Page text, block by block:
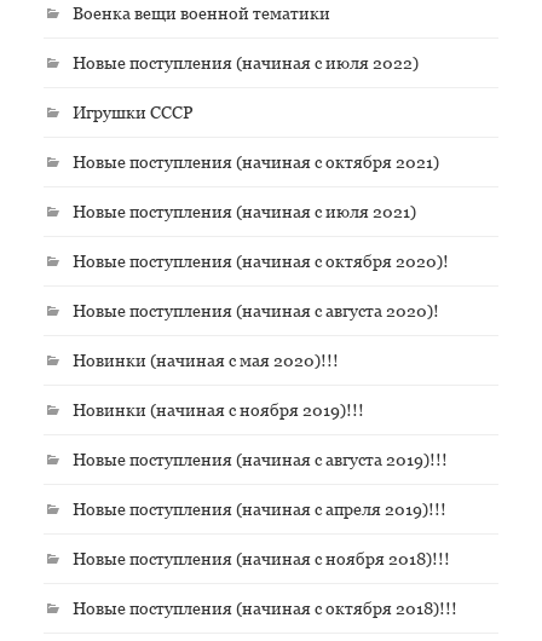
Военка вещи военной тематики
Новые поступления (начиная с июля 2022)
Игрушки СССР
Новые поступления (начиная с октября 2021)
Новые поступления (начиная с июля 2021)
Новые поступления (начиная с октября 2020)!
Новые поступления (начиная с августа 2020)!
Новинки (начиная с мая 2020)!!!
Новинки (начиная с ноября 2019)!!!
Новые поступления (начиная с августа 2019)!!!
Новые поступления (начиная с апреля 2019)!!!
Новые поступления (начиная с ноября 2018)!!!
Новые поступления (начиная с октября 2018)!!!